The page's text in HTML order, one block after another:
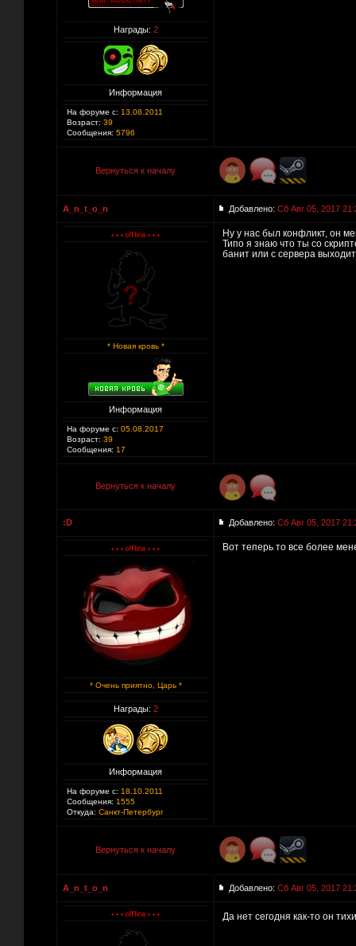
Награды: 2
Информация
На форуме с: 13.08.2011
Возраст: 39
Сообщения: 5796
Вернуться к началу
A_n_t_o_n Добавлено: Сб Авг 05, 2017
* Новая кровь *
Информация
На форуме с: 05.08.2017
Возраст: 39
Сообщения: 17
Ну у нас был конфликт, он
Типо я знаю что ты со
банит или с сервера
Вернуться к началу
:D Добавлено: Сб Авг 05, 2017
* Очень приятно, Царь *
Награды: 2
Информация
На форуме с: 18.10.2011
Сообщения: 1555
Откуда: Санкт-Петербург
Вот теперь то все более
Вернуться к началу
A_n_t_o_n Добавлено: Сб Авг 05, 2017
Да нет сегодня как-то он